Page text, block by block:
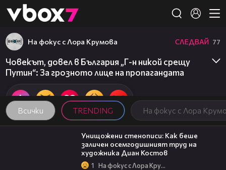
👾
Всички TRENDING На фокус с Лора
На фокус с Лора Крумова СЛЕДВАЙ 77
Човекът, довел в България „Г-н никой срещу
Путин“: За грозното лице на пропагандата
13:45
Унищожени стенописи: Как беше
заличен осемгодишният труд на
художника Диан Костов
1 На фокус с Лора Крумова